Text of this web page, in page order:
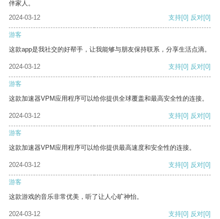
伴家人。
2024-03-12
支持[0] 反对[0]
游客
这款app是我社交的好帮手，让我能够与朋友保持联系，分享生活点滴。
2024-03-12 支持[0] 反对[0]
游客
这款加速器VPM应用程序可以给你提供全球覆盖和最高安全性的连接。
2024-03-12 支持[0] 反对[0]
游客
这款加速器VPM应用程序可以给你提供最高速度和安全性的连接。
2024-03-12 支持[0] 反对[0]
游客
这款游戏的音乐非常优美，听了让人心旷神怡。
2024-03-12 支持[0] 反对[0]